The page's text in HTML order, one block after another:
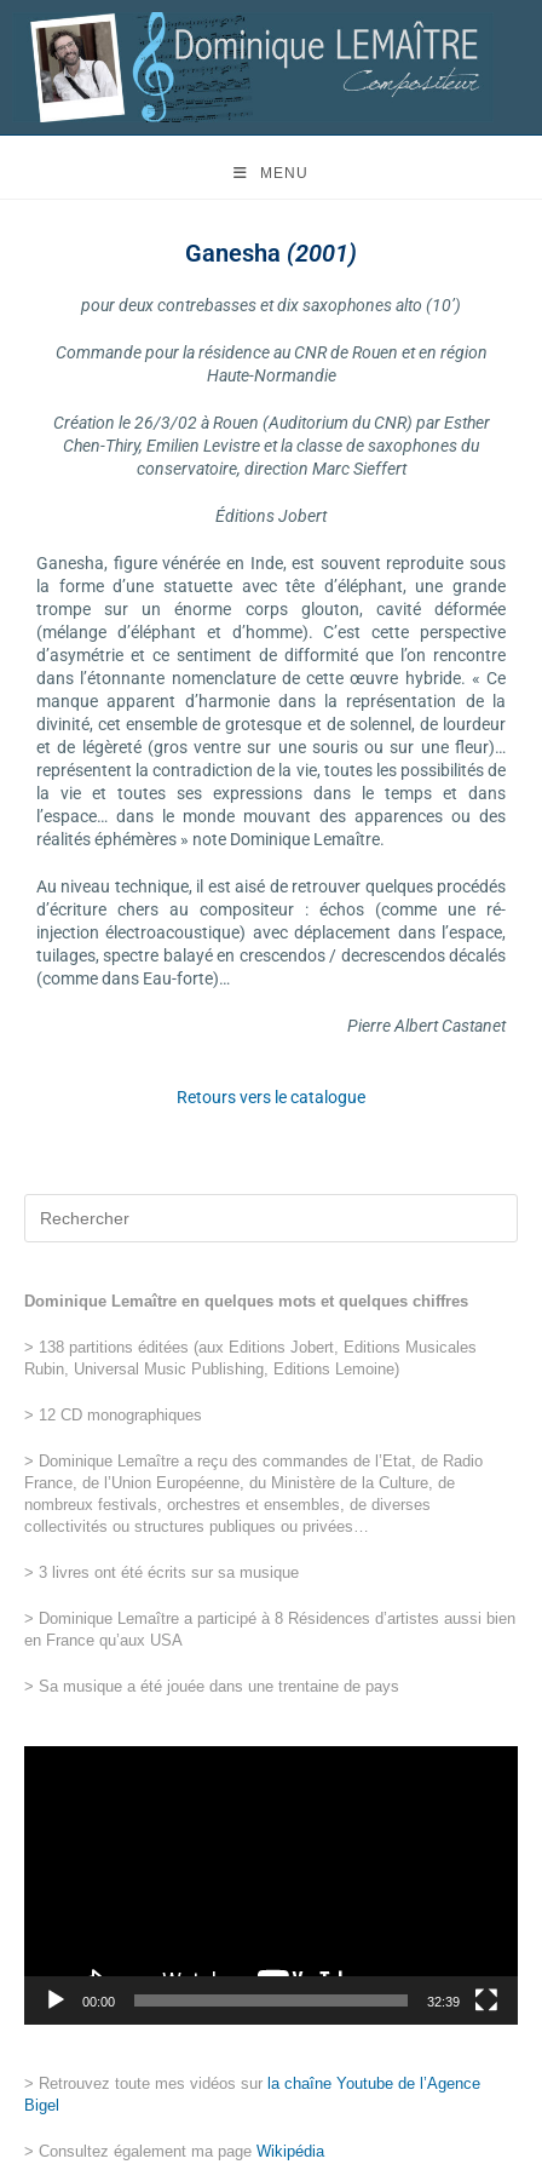
MENU
Ganesha (2001)
pour deux contrebasses et dix saxophones alto (10’)
Commande pour la résidence au CNR de Rouen et en région
Haute-Normandie
Création le 26/3/02 à Rouen (Auditorium du CNR) par Esther
Chen-Thiry, Emilien Levistre et la classe de saxophones du
conservatoire, direction Marc Sieffert
Éditions Jobert
Ganesha, figure vénérée en Inde, est souvent reproduite sous
la forme d’une statuette avec tête d’éléphant, une grande
trompe sur un énorme corps glouton, cavité déformée
(mélange d’éléphant et d’homme). C’est cette perspective
d’asymétrie et ce sentiment de difformité que l’on rencontre
dans l’étonnante nomenclature de cette œuvre hybride. « Ce
manque apparent d’harmonie dans la représentation de la
divinité, cet ensemble de grotesque et de solennel, de lourdeur
et de légèreté (gros ventre sur une souris ou sur une fleur)…
représentent la contradiction de la vie, toutes les possibilités de
la vie et toutes ses expressions dans le temps et dans
l’espace… dans le monde mouvant des apparences ou des
réalités éphémères » note Dominique Lemaître.
Au niveau technique, il est aisé de retrouver quelques procédés
d’écriture chers au compositeur : échos (comme une ré-
injection électroacoustique) avec déplacement dans l’espace,
tuilages, spectre balayé en crescendos / decrescendos décalés
(comme dans Eau-forte)…
Pierre Albert Castanet
Retours vers le catalogue
Dominique Lemaître en quelques mots et quelques chiffres
> 138 partitions éditées (aux Editions Jobert, Editions Musicales
Rubin, Universal Music Publishing, Editions Lemoine)
> 12 CD monographiques
> Dominique Lemaître a reçu des commandes de l’Etat, de Radio
France, de l’Union Européenne, du Ministère de la Culture, de
nombreux festivals, orchestres et ensembles, de diverses
collectivités ou structures publiques ou privées…
> 3 livres ont été écrits sur sa musique
> Dominique Lemaître a participé à 8 Résidences d’artistes aussi bien
en France qu’aux USA
> Sa musique a été jouée dans une trentaine de pays
00:00 32:39
> Retrouvez toute mes vidéos sur la chaîne Youtube de l’Agence
Bigel
> Consultez également ma page Wikipédia